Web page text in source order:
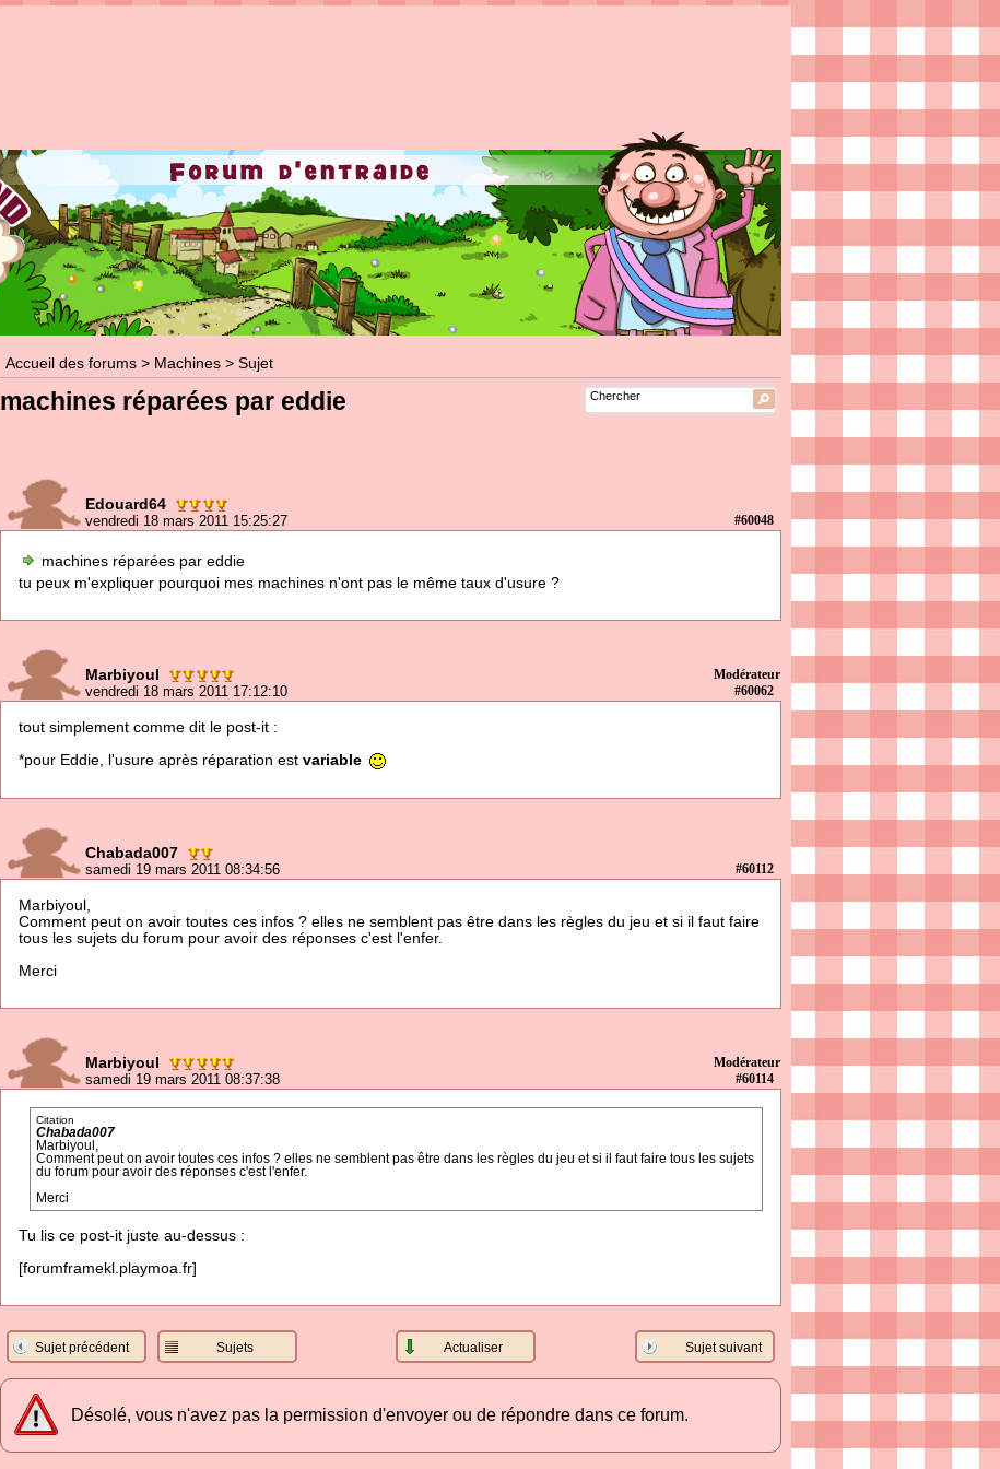
Accueil des forums > Machines > Sujet
machines réparées par eddie
Edouard64
vendredi 18 mars 2011 15:25:27
#60048
machines réparées par eddie
tu peux m'expliquer pourquoi mes machines n'ont pas le même taux d'usure ?
Marbiyoul
vendredi 18 mars 2011 17:12:10
Modérateur
#60062
tout simplement comme dit le post-it :
*pour Eddie, l'usure après réparation est variable
Chabada007
samedi 19 mars 2011 08:34:56
#60112
Marbiyoul,
Comment peut on avoir toutes ces infos ? elles ne semblent pas être dans les règles du jeu et si il faut faire
tous les sujets du forum pour avoir des réponses c'est l'enfer.
Merci
Marbiyoul
samedi 19 mars 2011 08:37:38
Modérateur
#60114
Citation
Chabada007
Marbiyoul,
Comment peut on avoir toutes ces infos ? elles ne semblent pas être dans les règles du jeu et si il faut faire tous les sujets
du forum pour avoir des réponses c'est l'enfer.
Merci
Tu lis ce post-it juste au-dessus :
[forumframekl.playmoa.fr]
Sujet précédent Sujets Actualiser Sujet suivant
Désolé, vous n'avez pas la permission d'envoyer ou de répondre dans ce forum.